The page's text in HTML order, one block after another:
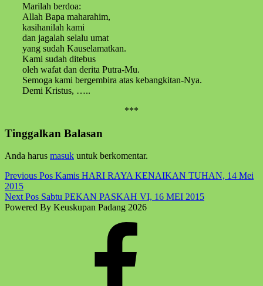
Marilah berdoa:
Allah Bapa maharahim,
kasihanilah kami
dan jagalah selalu umat
yang sudah Kauselamatkan.
Kami sudah ditebus
oleh wafat dan derita Putra-Mu.
Semoga kami bergembira atas kebangkitan-Nya.
Demi Kristus, …..
***
Skip
back
to
main
navigation
Tinggalkan Balasan
Anda harus masuk untuk berkomentar.
Post
navigation
Previous Pos Kamis HARI RAYA KENAIKAN TUHAN, 14 Mei
2015
Next Pos Sabtu PEKAN PASKAH VI, 16 MEI 2015
Powered By Keuskupan Padang 2026